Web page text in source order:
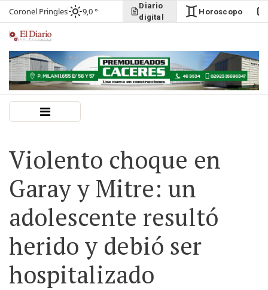
Coronel Pringles 9,0 °
Diario
digital
Horoscopo
Violento choque en
Garay y Mitre: un
adolescente resultó
herido y debió ser
hospitalizado